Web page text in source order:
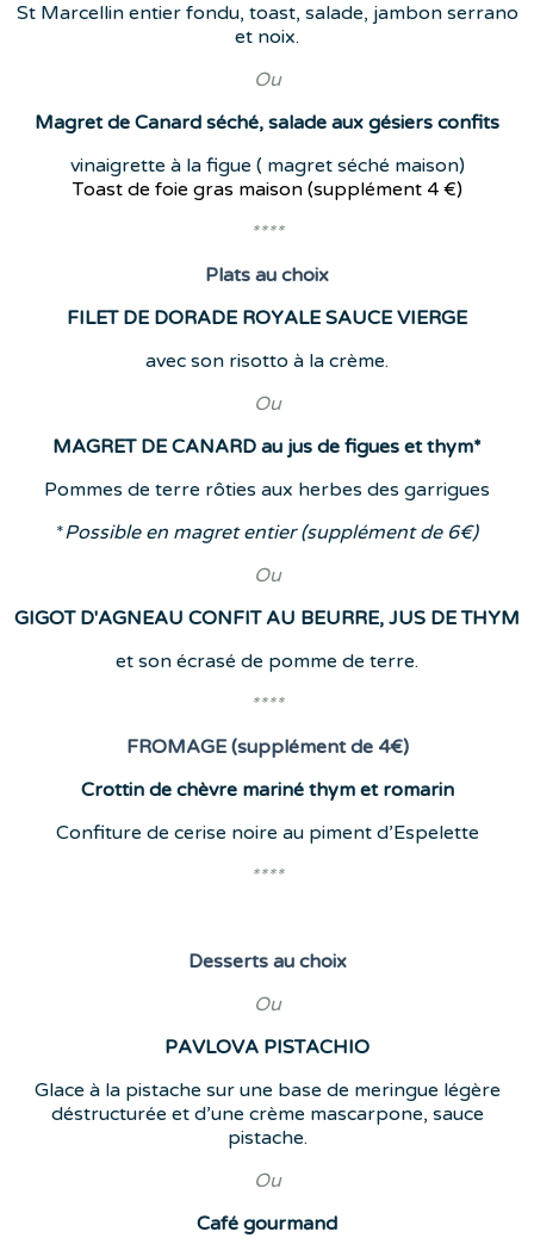
St Marcellin entier fondu, toast, salade, jambon serrano
et noix.
Ou
Magret de Canard séché, salade aux gésiers confits
vinaigrette à la figue ( magret séché maison)
Toast de foie gras maison (supplément 4 €)
****
Plats au choix
FILET DE DORADE ROYALE SAUCE VIERGE
avec son risotto à la crème.
Ou
MAGRET DE CANARD au jus de figues et thym*
Pommes de terre rôties aux herbes des garrigues
*Possible en magret entier (supplément de 6€)
Ou
GIGOT D'AGNEAU CONFIT AU BEURRE, JUS DE THYM
et son écrasé de pomme de terre.
****
FROMAGE (supplément de 4€)
Crottin de chèvre mariné thym et romarin
Confiture de cerise noire au piment d’Espelette
****
Desserts au choix
Ou
PAVLOVA PISTACHIO
Glace à la pistache sur une base de meringue légère
déstructurée et d’une crème mascarpone, sauce
pistache.
Ou
Café gourmand